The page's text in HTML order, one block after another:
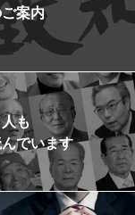
案内
も
でいます